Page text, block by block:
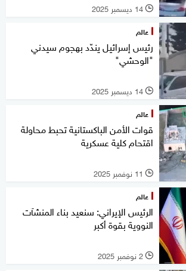
l 14 ديسمبر 2025
عالم
رئيس إسرائيل يندّد بهجوم سيدني
"الوحشي"
l 14 ديسمبر 2025
عالم
قوات الأمن الباكستانية تحبط محاولة
اقتحام كلية عسكرية
l 11 نوفمبر 2025
عالم
الرئيس الإيراني: سنعيد بناء المنشآت
النووية بقوة أكبر
l 2 نوفمبر 2025